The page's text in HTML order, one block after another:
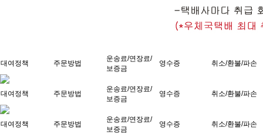
대여정책 주문방법
운송료/연장료/
보증금
영수증 취소/환불/파손
대여정책 주문방법
운송료/연장료/
보증금
영수증 취소/환불/파손
대여정책 주문방법
운송료/연장료/
보증금
영수증 취소/환불/파손